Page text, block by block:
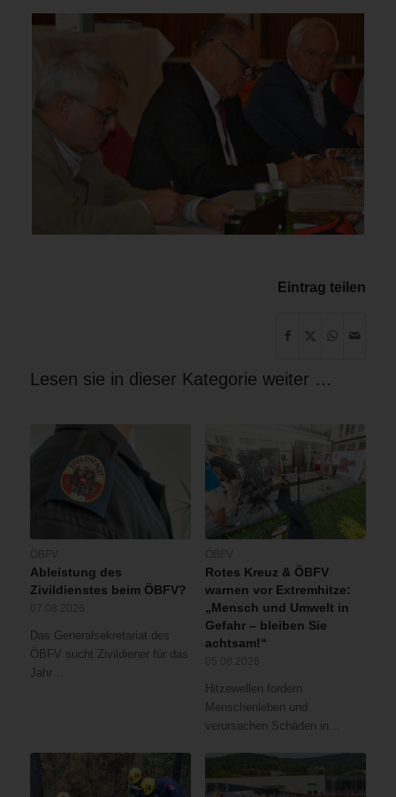
Eintrag teilen
Lesen sie in dieser Kategorie weiter …
Ableistung des
Zivildienstes beim ÖBFV?
Das Generalsekretariat des
ÖBFV sucht Zivildiener für das
Jahr…
Rotes Kreuz & ÖBFV
warnen vor Extremhitze:
„Mensch und Umwelt in
Gefahr – bleiben Sie
achtsam!“
Hitzewellen fordern
Menschenleben und
verursachen Schäden in…